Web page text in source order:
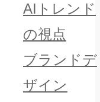
AIトレンド
の視点
ブランドデ
ザイン